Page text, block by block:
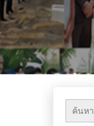
ค้นหา
สำหรับ: